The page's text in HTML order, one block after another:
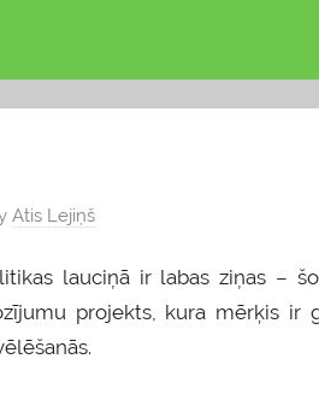
Atis Lejiņš
lauciņā ir labas ziņas –
projekts, kura mērķis